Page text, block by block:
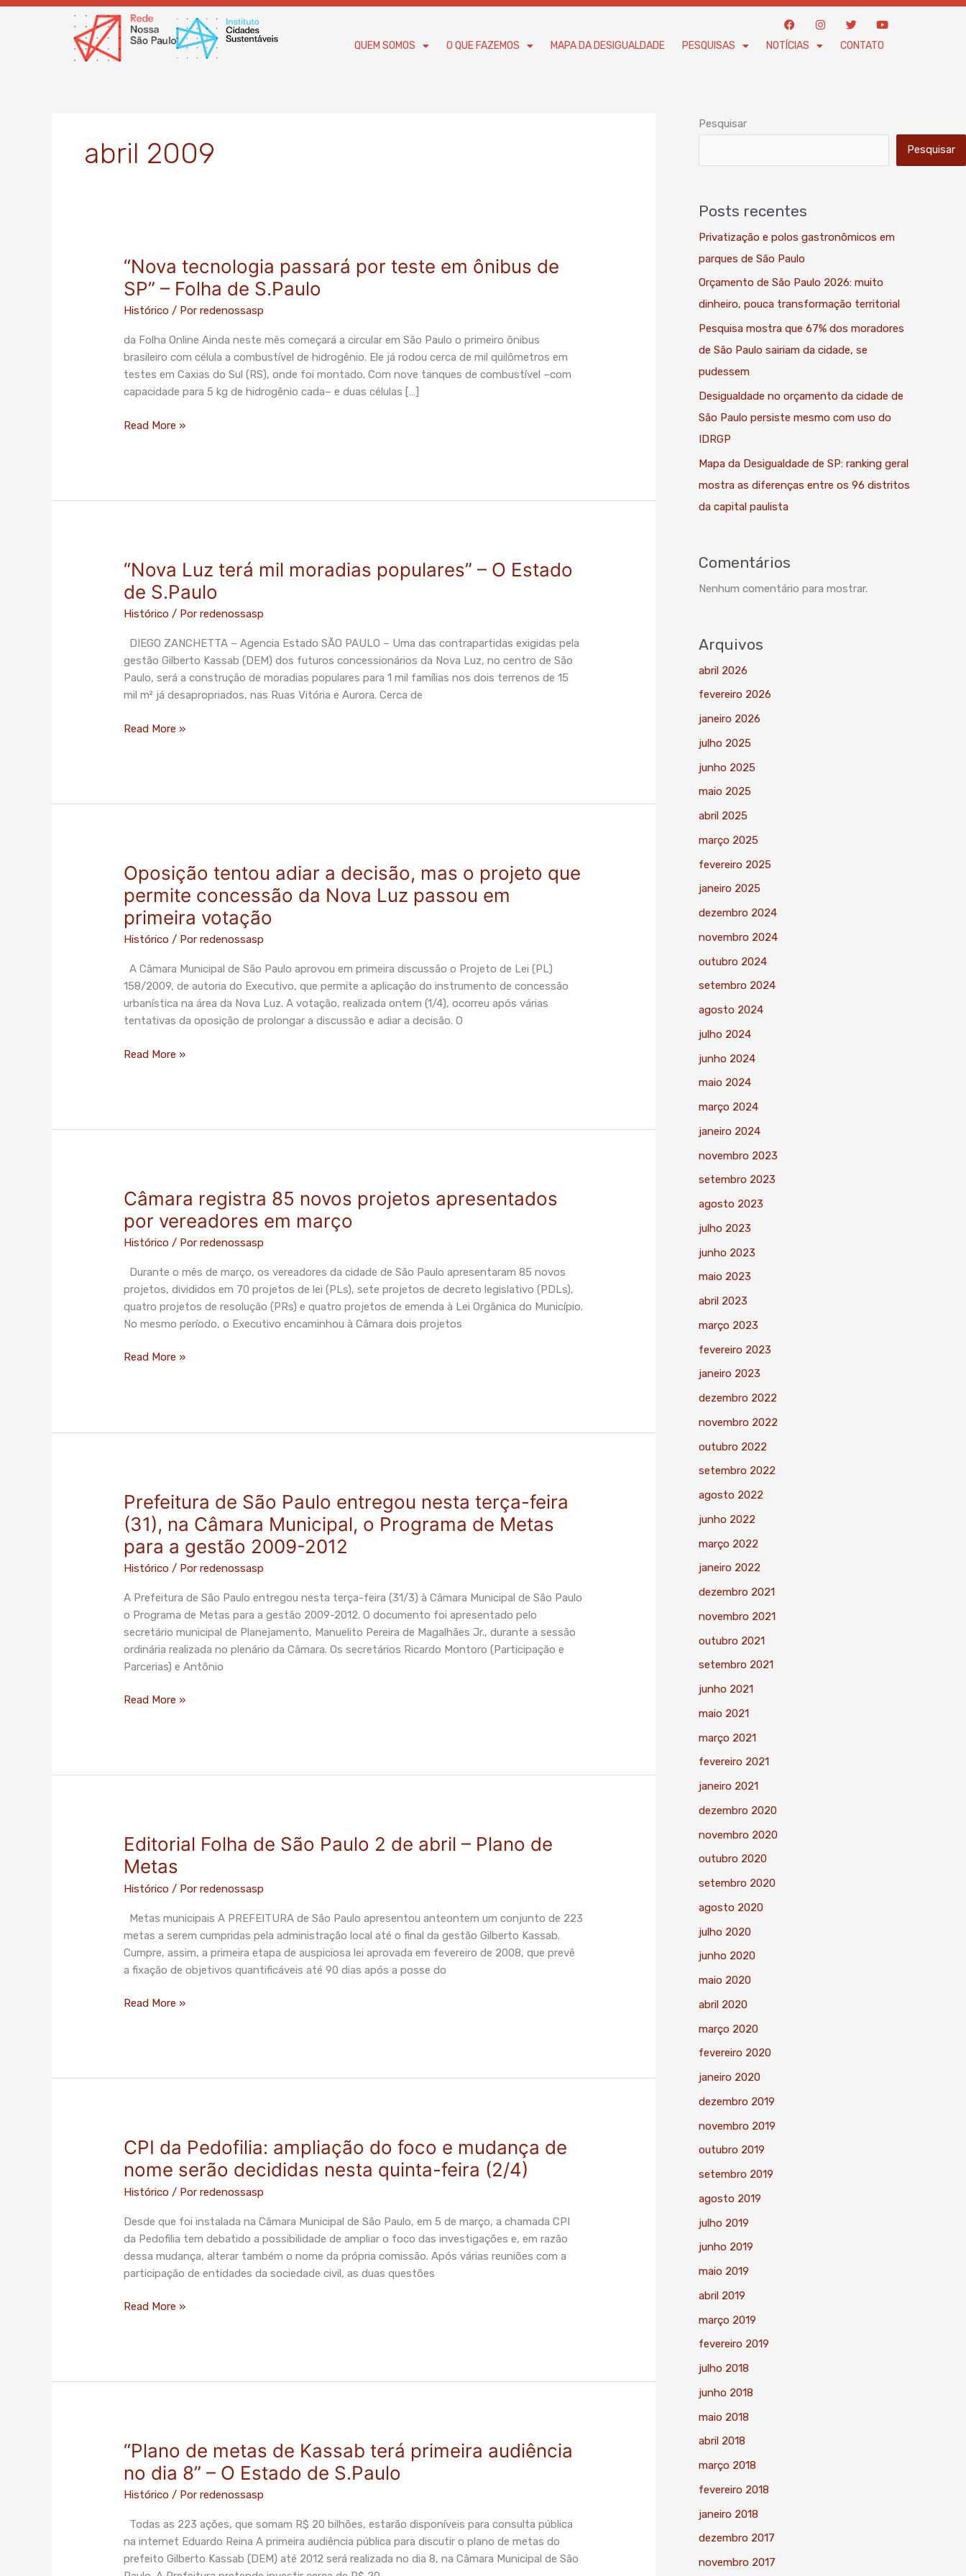
Ir
F
a
c
e
I
n
t
T
w
i
t
Y
o
u
t
QUEM SOMOS O QUE FAZEMOS MAPA DA DESIGUALDADE PESQUISAS NOTÍCIAS CONTATO
abril 2009
“Nova tecnologia passará por teste em ônibus de
SP” – Folha de S.Paulo
Histórico / Porredenossasp
da Folha Online Ainda neste mês começará a circular em São Paulo o primeiro ônibus
brasileiro com célula a combustível de hidrogênio. Ele já rodou cerca de mil quilômetros em
testes em Caxias do Sul (RS), onde foi montado. Com nove tanques de combustível –com
capacidade para 5 kg de hidrogênio cada– e duas células […]
“Nova
tecnologia
passará
por
SP”
–
Read More »
“Nova Luz terá mil moradias populares” – O Estado
de S.Paulo
Histórico / Porredenossasp
DIEGO ZANCHETTA – Agencia Estado SÃO PAULO – Uma das contrapartidas exigidas pela
gestão Gilberto Kassab (DEM) dos futuros concessionários da Nova Luz, no centro de São
Paulo, será a construção de moradias populares para 1 mil famílias nos dois terrenos de 15
mil m² já desapropriados, nas Ruas Vitória e Aurora. Cerca de
“Nova
Luz
terá
mil
–
Estado
de
Read More »
Oposição tentou adiar a decisão, mas o projeto que
permite concessão da Nova Luz passou em
primeira votação
Histórico / Porredenossasp
A Câmara Municipal de São Paulo aprovou em primeira discussão o Projeto de Lei (PL)
158/2009, de autoria do Executivo, que permite a aplicação do instrumento de concessão
urbanística na área da Nova Luz. A votação, realizada ontem (1/4), ocorreu após várias
tentativas da oposição de prolongar a discussão e adiar a decisão. O
Oposição
tentou
adiar
a
decisão,
o
projeto
que
permite
da
em
Read More »
Câmara registra 85 novos projetos apresentados
por vereadores em março
Histórico / Porredenossasp
Durante o mês de março, os vereadores da cidade de São Paulo apresentaram 85 novos
projetos, divididos em 70 projetos de lei (PLs), sete projetos de decreto legislativo (PDLs),
quatro projetos de resolução (PRs) e quatro projetos de emenda à Lei Orgânica do Município.
No mesmo período, o Executivo encaminhou à Câmara dois projetos
Câmara
85
novos
por
vereadores
março
Read More »
Prefeitura de São Paulo entregou nesta terça-feira
(31), na Câmara Municipal, o Programa de Metas
para a gestão 2009-2012
Histórico / Porredenossasp
A Prefeitura de São Paulo entregou nesta terça-feira (31/3) à Câmara Municipal de São Paulo
o Programa de Metas para a gestão 2009-2012. O documento foi apresentado pelo
secretário municipal de Planejamento, Manuelito Pereira de Magalhães Jr., durante a sessão
ordinária realizada no plenário da Câmara. Os secretários Ricardo Montoro (Participação e
Parcerias) e Antônio
Prefeitura
de
São
Paulo
entregou
terça-
feira
(31),
na
Câmara
o
para
2012
Read More »
Editorial Folha de São Paulo 2 de abril – Plano de
Metas
Histórico / Porredenossasp
Metas municipais A PREFEITURA de São Paulo apresentou anteontem um conjunto de 223
metas a serem cumpridas pela administração local até o final da gestão Gilberto Kassab.
Cumpre, assim, a primeira etapa de auspiciosa lei aprovada em fevereiro de 2008, que prevê
a fixação de objetivos quantificáveis até 90 dias após a posse do
Editorial
Folha
de
São
Plano
Read More »
CPI da Pedofilia: ampliação do foco e mudança de
nome serão decididas nesta quinta-feira (2/4)
Histórico / Porredenossasp
Desde que foi instalada na Câmara Municipal de São Paulo, em 5 de março, a chamada CPI
da Pedofilia tem debatido a possibilidade de ampliar o foco das investigações e, em razão
dessa mudança, alterar também o nome da própria comissão. Após várias reuniões com a
participação de entidades da sociedade civil, as duas questões
CPI
Pedofilia:
ampliação
de
nome
feira
Read More »
“Plano de metas de Kassab terá primeira audiência
no dia 8” – O Estado de S.Paulo
Histórico / Porredenossasp
Todas as 223 ações, que somam R$ 20 bilhões, estarão disponíveis para consulta pública
na internet Eduardo Reina A primeira audiência pública para discutir o plano de metas do
prefeito Gilberto Kassab (DEM) até 2012 será realizada no dia 8, na Câmara Municipal de São
“Plano
metas
de
audiência
Pesquisar
Pesquisar
Posts recentes
Privatização e polos gastronômicos em
parques de São Paulo
Orçamento de São Paulo 2026: muito
dinheiro, pouca transformação territorial
Pesquisa mostra que 67% dos moradores
de São Paulo sairiam da cidade, se
pudessem
Desigualdade no orçamento da cidade de
São Paulo persiste mesmo com uso do
IDRGP
Mapa da Desigualdade de SP: ranking geral
mostra as diferenças entre os 96 distritos
da capital paulista
Comentários
Nenhum comentário para mostrar.
Arquivos
abril 2026
fevereiro 2026
janeiro 2026
julho 2025
junho 2025
maio 2025
abril 2025
março 2025
fevereiro 2025
janeiro 2025
dezembro 2024
novembro 2024
outubro 2024
setembro 2024
agosto 2024
julho 2024
junho 2024
maio 2024
março 2024
janeiro 2024
novembro 2023
setembro 2023
agosto 2023
julho 2023
junho 2023
maio 2023
abril 2023
março 2023
fevereiro 2023
janeiro 2023
dezembro 2022
novembro 2022
outubro 2022
setembro 2022
agosto 2022
junho 2022
março 2022
janeiro 2022
dezembro 2021
novembro 2021
outubro 2021
setembro 2021
junho 2021
maio 2021
março 2021
fevereiro 2021
janeiro 2021
dezembro 2020
novembro 2020
outubro 2020
setembro 2020
agosto 2020
julho 2020
junho 2020
maio 2020
abril 2020
março 2020
fevereiro 2020
janeiro 2020
dezembro 2019
novembro 2019
outubro 2019
setembro 2019
agosto 2019
julho 2019
junho 2019
maio 2019
abril 2019
março 2019
fevereiro 2019
julho 2018
junho 2018
maio 2018
abril 2018
março 2018
fevereiro 2018
janeiro 2018
dezembro 2017
novembro 2017